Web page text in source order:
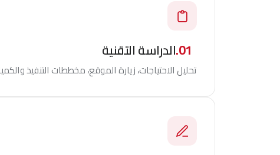
01.الدراسة التقنية
تحليل الاحتياجات، زيارة الموقع، مخططات التنفيذ